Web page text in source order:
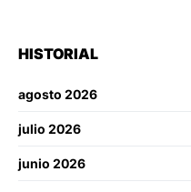
HISTORIAL
agosto 2026
julio 2026
junio 2026